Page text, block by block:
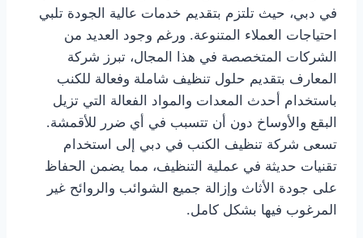
في دبي، حيث تلتزم بتقديم خدمات عالية الجودة تلبي
احتياجات العملاء المتنوعة. ورغم وجود العديد من
الشركات المتخصصة في هذا المجال، تبرز شركة
المعارف بتقديم حلول تنظيف شاملة وفعالة للكنب
باستخدام أحدث المعدات والمواد الفعالة التي تزيل
البقع والأوساخ دون أن تتسبب في أي ضرر للأقمشة.
تسعى شركة تنظيف الكنب في دبي إلى استخدام
تقنيات حديثة في عملية التنظيف، مما يضمن الحفاظ
على جودة الأثاث وإزالة جميع الشوائب والروائح غير
المرغوب فيها بشكل كامل.